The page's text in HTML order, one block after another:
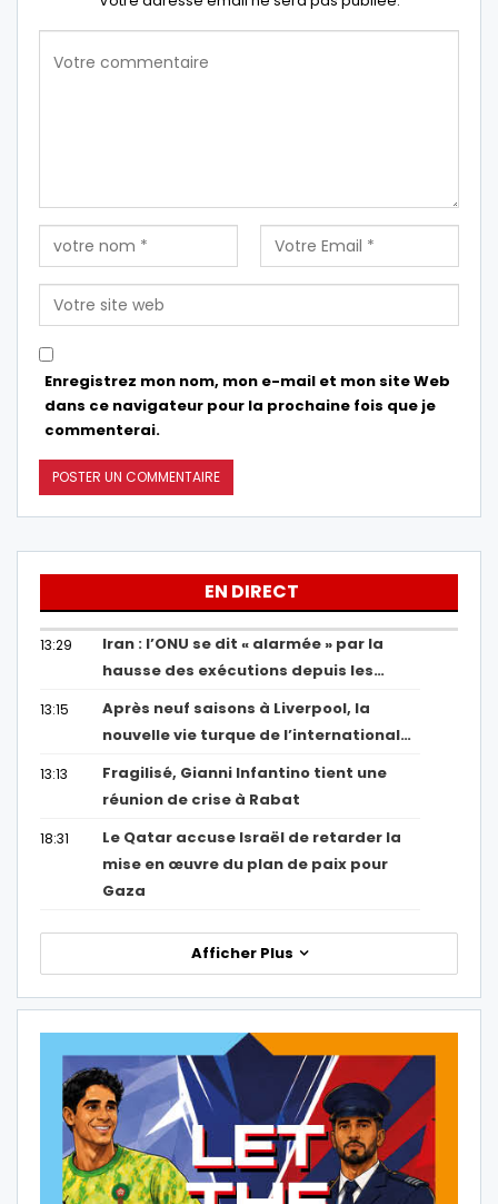
Enregistrez mon nom, mon e-mail et mon site Web
dans ce navigateur pour la prochaine fois que je
commenterai.
EN DIRECT
13:29
Iran : l’ONU se dit « alarmée » par la
hausse des exécutions depuis les…
13:15
Après neuf saisons à Liverpool, la
nouvelle vie turque de l’international…
13:13
Fragilisé, Gianni Infantino tient une
réunion de crise à Rabat
18:31
Le Qatar accuse Israël de retarder la
mise en œuvre du plan de paix pour
Gaza
Afficher Plus